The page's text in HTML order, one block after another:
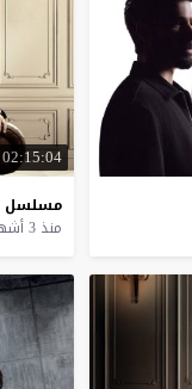
02:15:04
مسلسل
منذ 3 أشهر